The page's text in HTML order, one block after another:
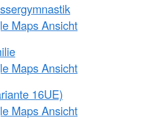
Maps Ansicht
Maps Ansicht
16UE)
Maps Ansicht